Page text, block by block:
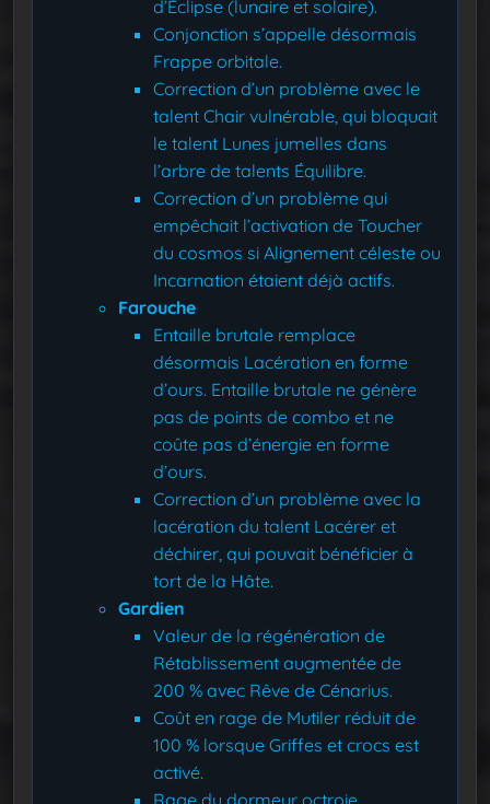
d’Éclipse (lunaire et solaire).
Conjonction s’appelle désormais
Frappe orbitale.
Correction d’un problème avec le
talent Chair vulnérable, qui bloquait
le talent Lunes jumelles dans
l’arbre de talents Équilibre.
Correction d’un problème qui
empêchait l’activation de Toucher
du cosmos si Alignement céleste ou
Incarnation étaient déjà actifs.
Farouche
Entaille brutale remplace
désormais Lacération en forme
d’ours. Entaille brutale ne génère
pas de points de combo et ne
coûte pas d’énergie en forme
d’ours.
Correction d’un problème avec la
lacération du talent Lacérer et
déchirer, qui pouvait bénéficier à
tort de la Hâte.
Gardien
Valeur de la régénération de
Rétablissement augmentée de
200 % avec Rêve de Cénarius.
Coût en rage de Mutiler réduit de
100 % lorsque Griffes et crocs est
activé.
Rage du dormeur octroie